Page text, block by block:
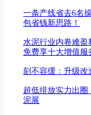
一条产线省去6名
包省钱新思路！
水泥行业内卷难盈
免费享十大增值服
刻不容缓：升级改
超低排放实力出
泥展